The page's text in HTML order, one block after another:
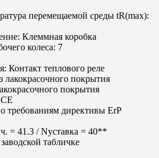
перемещаемой среды tR(max):
Клеммная коробка
колеса: 7
Контакт теплового реле
покрытия
покрытия
требованиям директивы ErP
= 41.3 / Nуставка = 40**
табличке